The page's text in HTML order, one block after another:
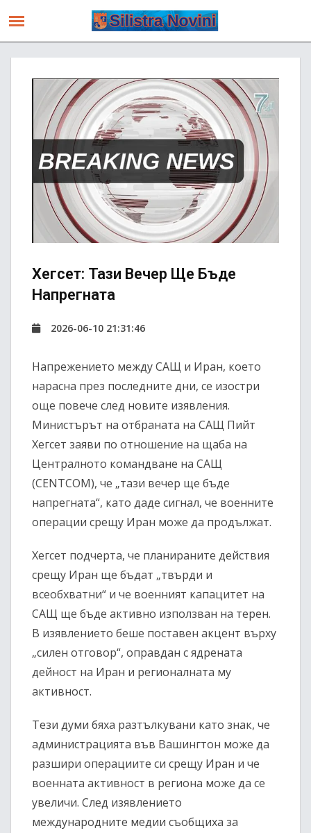
Хегсет: Тази Вечер Ще Бъде
Напрегната
2026-06-10 21:31:46
Напрежението между САЩ и Иран, което
нарасна през последните дни, се изостри
още повече след новите изявления.
Министърът на отбраната на САЩ Пийт
Хегсет заяви по отношение на щаба на
Централното командване на САЩ
(CENTCOM), че „тази вечер ще бъде
напрегната“, като даде сигнал, че военните
операции срещу Иран може да продължат.
Хегсет подчерта, че планираните действия
срещу Иран ще бъдат „твърди и
всеобхватни“ и че военният капацитет на
САЩ ще бъде активно използван на терен.
В изявлението беше поставен акцент върху
„силен отговор“, оправдан с ядрената
дейност на Иран и регионалната му
активност.
Тези думи бяха разтълкувани като знак, че
администрацията във Вашингтон може да
разшири операциите си срещу Иран и че
военната активност в региона може да се
увеличи. След изявлението
международните медии съобщиха за